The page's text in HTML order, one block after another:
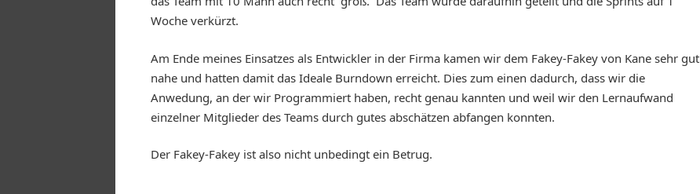
Woche verkürzt.
Am Ende meines Einsatzes als Entwickler in der Firma kamen wir dem Fakey-Fakey von Kane sehr gut
nahe und hatten damit das Ideale Burndown erreicht. Dies zum einen dadurch, dass wir die
Anwedung, an der wir Programmiert haben, recht genau kannten und weil wir den Lernaufwand
einzelner Mitglieder des Teams durch gutes abschätzen abfangen konnten.
Der Fakey-Fakey ist also nicht unbedingt ein Betrug.